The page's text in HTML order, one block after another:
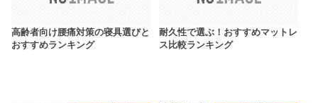
高齢者向け腰痛対策の寝具選びと
おすすめランキング
耐久性で選ぶ！おすすめマットレ
ス比較ランキング